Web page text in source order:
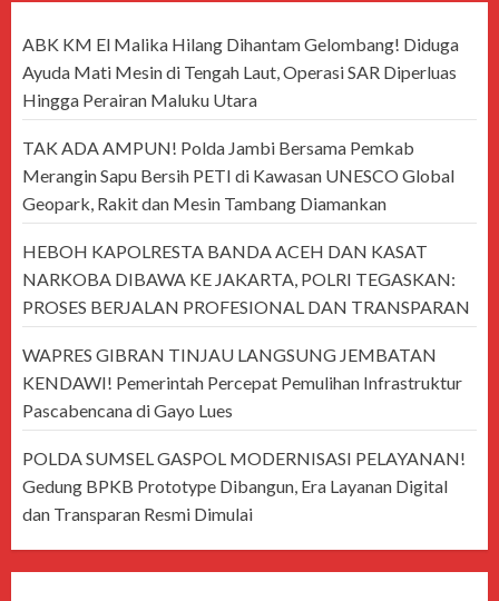
ABK KM El Malika Hilang Dihantam Gelombang! Diduga
Ayuda Mati Mesin di Tengah Laut, Operasi SAR Diperluas
Hingga Perairan Maluku Utara
TAK ADA AMPUN! Polda Jambi Bersama Pemkab
Merangin Sapu Bersih PETI di Kawasan UNESCO Global
Geopark, Rakit dan Mesin Tambang Diamankan
HEBOH KAPOLRESTA BANDA ACEH DAN KASAT
NARKOBA DIBAWA KE JAKARTA, POLRI TEGASKAN:
PROSES BERJALAN PROFESIONAL DAN TRANSPARAN
WAPRES GIBRAN TINJAU LANGSUNG JEMBATAN
KENDAWI! Pemerintah Percepat Pemulihan Infrastruktur
Pascabencana di Gayo Lues
POLDA SUMSEL GASPOL MODERNISASI PELAYANAN!
Gedung BPKB Prototype Dibangun, Era Layanan Digital
dan Transparan Resmi Dimulai